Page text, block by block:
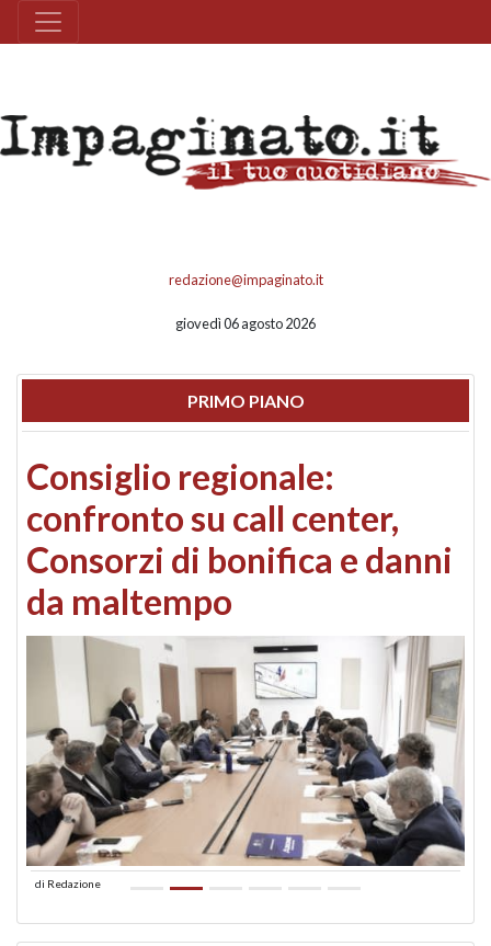
redazione@impaginato.it
giovedì 06 agosto 2026
PRIMO PIANO
Consiglio regionale:
confronto su call center,
Consorzi di bonifica e danni
da maltempo
di Redazione